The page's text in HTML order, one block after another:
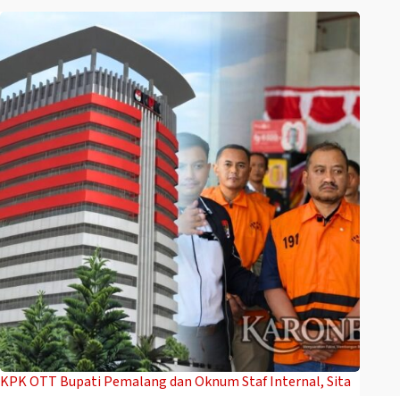
‎KPK OTT Bupati Pemalang dan Oknum Staf Internal, Sita